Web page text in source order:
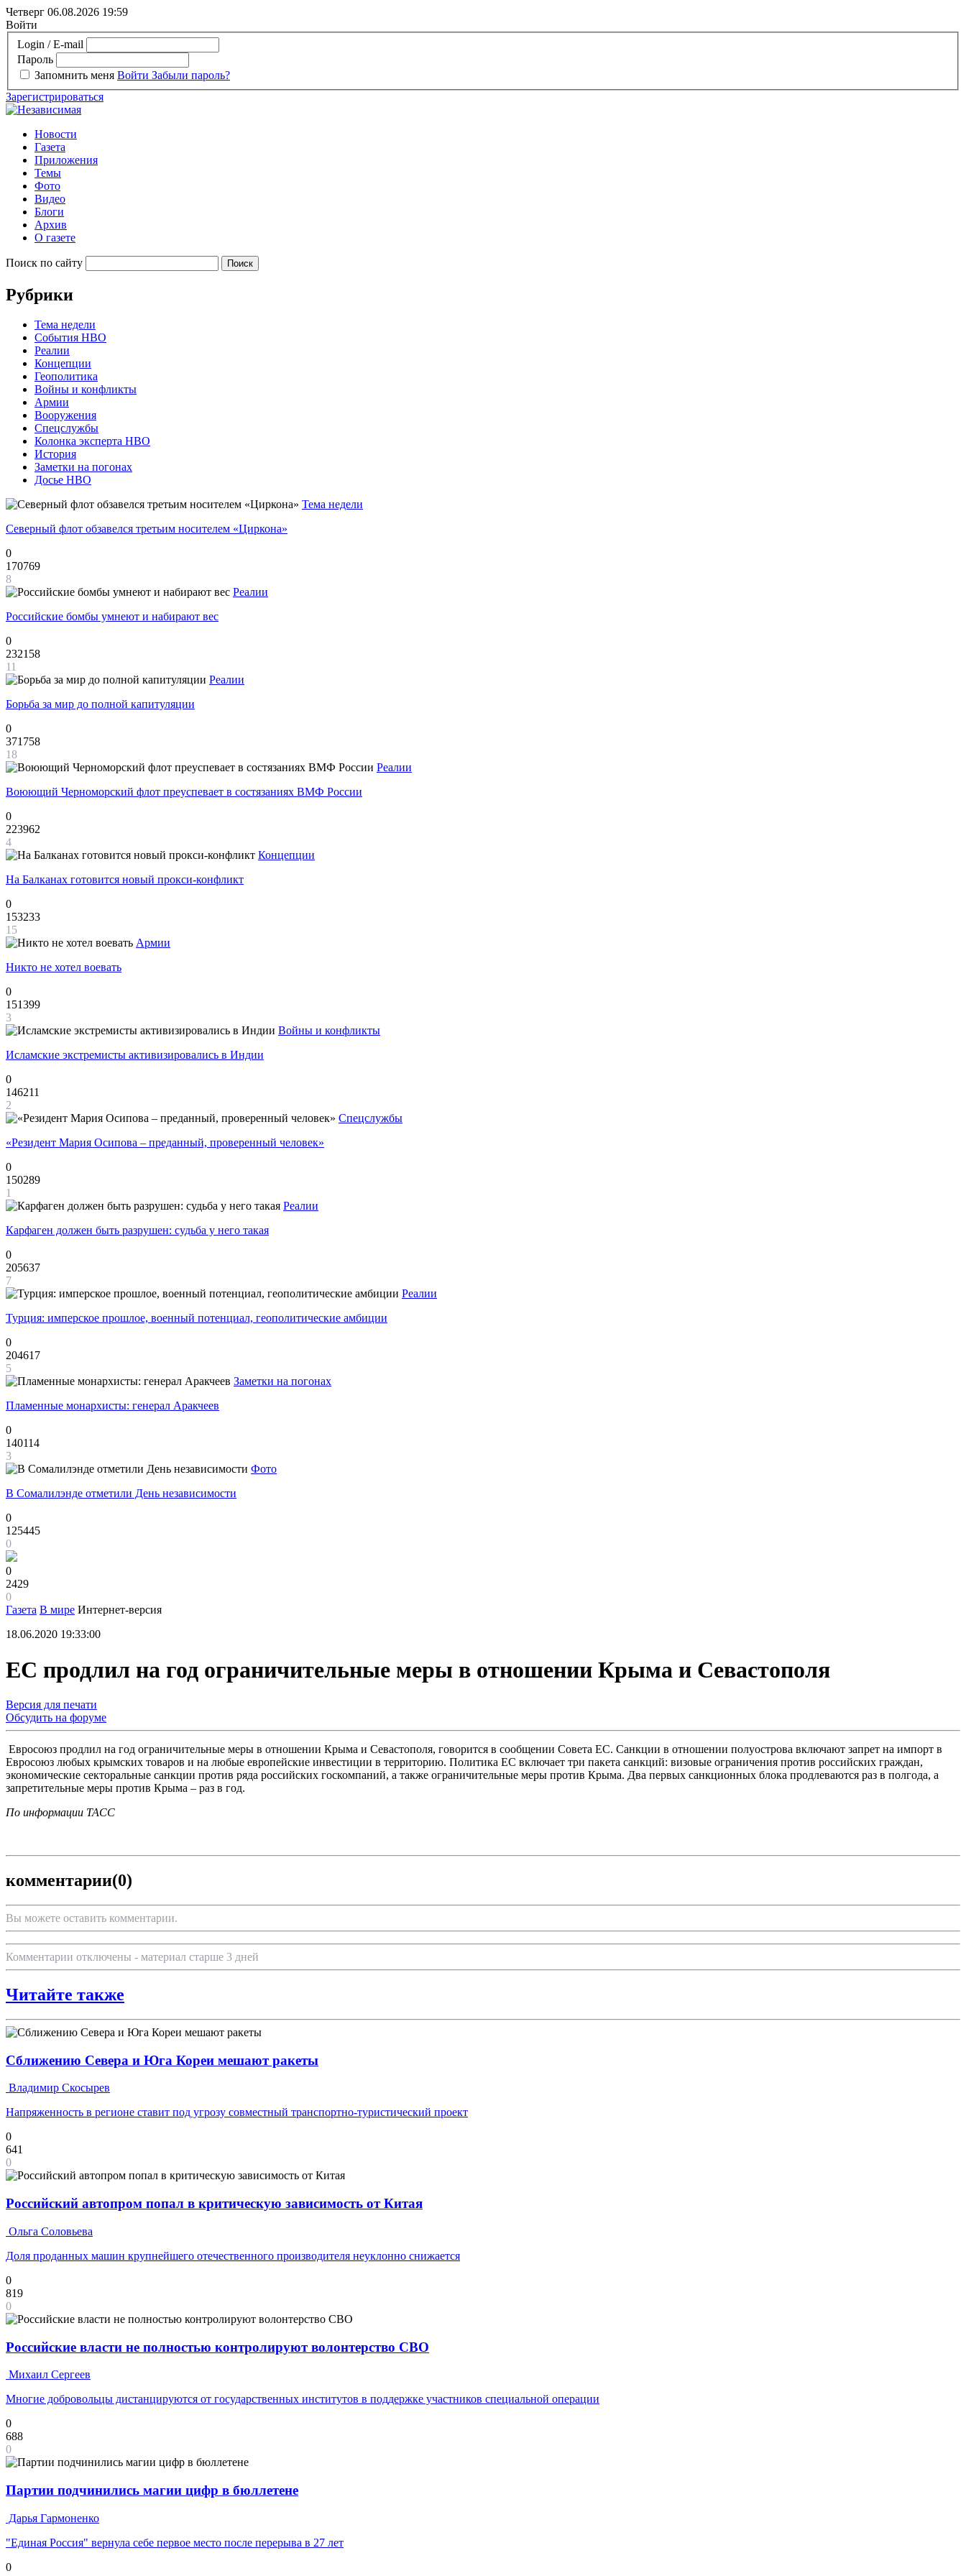
Четверг 06.08.2026 19:59
Войти
Login / E-mail
Пароль
Запомнить меня Войти Забыли пароль?
Зарегистрироваться
Новости
Газета
Приложения
Темы
Фото
Видео
Блоги
Архив
О газете
Поиск по сайту
Рубрики
Тема недели
События НВО
Реалии
Концепции
Геополитика
Войны и конфликты
Армии
Вооружения
Спецслужбы
Колонка эксперта НВО
История
Заметки на погонах
Досье НВО
Тема недели
Северный флот обзавелся третьим носителем «Циркона»
0
170769
8
Реалии
Российские бомбы умнеют и набирают вес
0
232158
11
Реалии
Борьба за мир до полной капитуляции
0
371758
18
Реалии
Воюющий Черноморский флот преуспевает в состязаниях ВМФ России
0
223962
4
Концепции
На Балканах готовится новый прокси-конфликт
0
153233
15
Армии
Никто не хотел воевать
0
151399
3
Войны и конфликты
Исламские экстремисты активизировались в Индии
0
146211
2
Спецслужбы
«Резидент Мария Осипова – преданный, проверенный человек»
0
150289
1
Реалии
Карфаген должен быть разрушен: судьба у него такая
0
205637
7
Реалии
Турция: имперское прошлое, военный потенциал, геополитические амбиции
0
204617
5
Заметки на погонах
Пламенные монархисты: генерал Аракчеев
0
140114
3
Фото
В Сомалилэнде отметили День независимости
0
125445
0
0
2429
0
Газета В мире Интернет-версия
18.06.2020 19:33:00
ЕС продлил на год ограничительные меры в отношении Крыма и Севастополя
Версия для печати
Обсудить на форуме
Евросоюз продлил на год ограничительные меры в отношении Крыма и Севастополя, говорится в сообщении Совета ЕС. Санкции в отношении полуострова включают запрет на импорт в
Евросоюз любых крымских товаров и на любые европейские инвестиции в территорию. Политика ЕС включает три пакета санкций: визовые ограничения против российских граждан,
экономические секторальные санкции против ряда российских госкомпаний, а также ограничительные меры против Крыма. Два первых санкционных блока продлеваются раз в полгода, а
запретительные меры против Крыма – раз в год.
По информации ТАСС
комментарии(0)
Вы можете оставить комментарии.
Комментарии отключены - материал старше 3 дней
Читайте также
Сближению Севера и Юга Кореи мешают ракеты
Владимир Скосырев
Напряженность в регионе ставит под угрозу совместный транспортно-туристический проект
0
641
0
Российский автопром попал в критическую зависимость от Китая
Ольга Соловьева
Доля проданных машин крупнейшего отечественного производителя неуклонно снижается
0
819
0
Российские власти не полностью контролируют волонтерство СВО
Михаил Сергеев
Многие добровольцы дистанцируются от государственных институтов в поддержке участников специальной операции
0
688
0
Партии подчинились магии цифр в бюллетене
Дарья Гармоненко
"Единая Россия" вернула себе первое место после перерыва в 27 лет
0